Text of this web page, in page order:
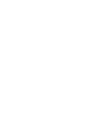
pri obede a